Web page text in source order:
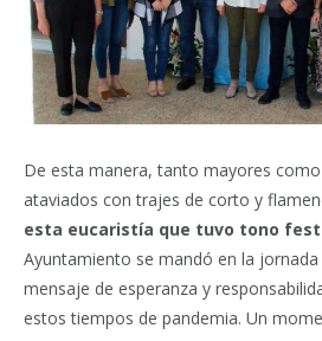
De esta manera, tanto mayores
ataviados con trajes de corto y
esta eucaristía que tuvo tono
Ayuntamiento se mandó en la
mensaje de esperanza y
estos tiempos de pandemia. Un